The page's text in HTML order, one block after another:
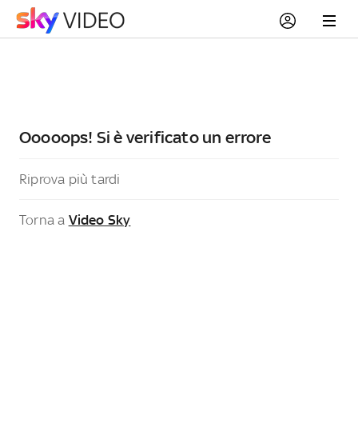
Ooooops! Si è verificato un errore
Riprova più tardi
Torna a Video Sky